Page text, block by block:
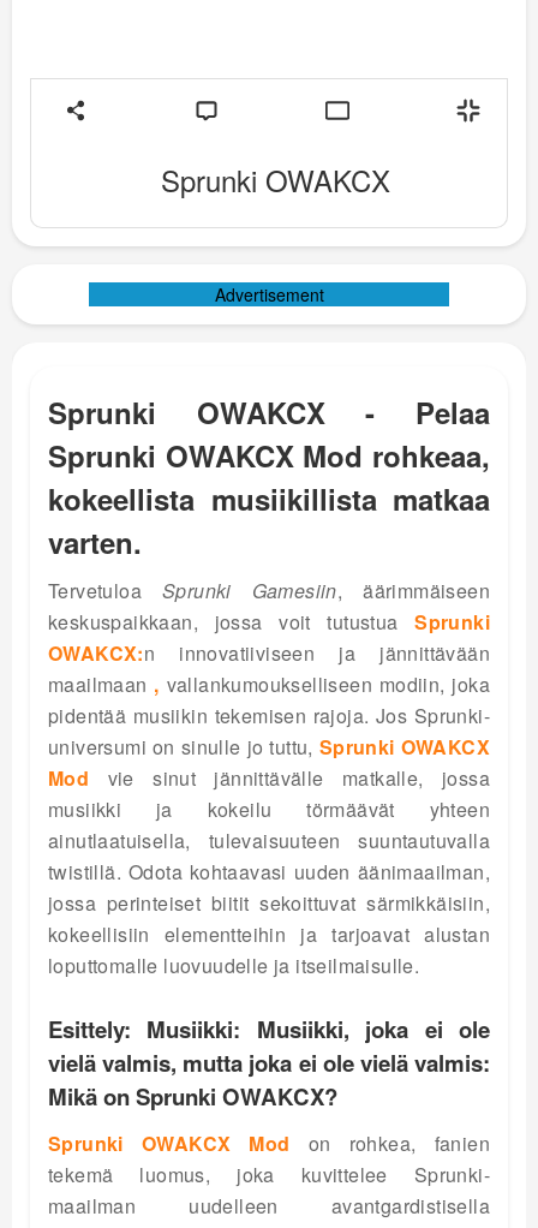
Sprunki OWAKCX
Advertisement
Sprunki OWAKCX - Pelaa
Sprunki OWAKCX Mod rohkeaa,
kokeellista musiikillista matkaa
varten.
Tervetuloa Sprunki Gamesiin, äärimmäiseen
keskuspaikkaan, jossa voit tutustuaSprunki
OWAKCX:n innovatiiviseen ja jännittävään
maailmaan , vallankumoukselliseen modiin, joka
pidentää musiikin tekemisen rajoja. Jos Sprunki-
universumi on sinulle jo tuttu, Sprunki OWAKCX
Mod vie sinut jännittävälle matkalle, jossa
musiikki ja kokeilu törmäävät yhteen
ainutlaatuisella, tulevaisuuteen suuntautuvalla
twistillä. Odota kohtaavasi uuden äänimaailman,
jossa perinteiset biitit sekoittuvat särmikkäisiin,
kokeellisiin elementteihin ja tarjoavat alustan
loputtomalle luovuudelle ja itseilmaisulle.
Esittely: Musiikki: Musiikki, joka ei ole
vielä valmis, mutta joka ei ole vielä valmis:
Mikä on Sprunki OWAKCX?
Sprunki OWAKCX Mod on rohkea, fanien
tekemä luomus, joka kuvittelee Sprunki-
maailman uudelleen avantgardistisella